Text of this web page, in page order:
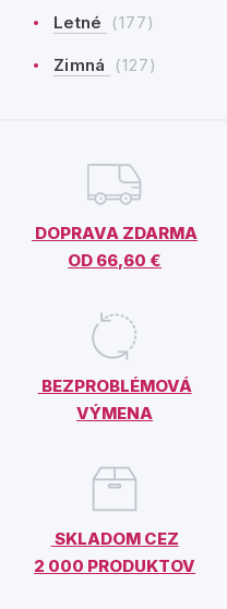
Letné (177)
Zimná (127)
DOPRAVA ZDARMA
OD 66,60 €
BEZPROBLÉMOVÁ
VÝMENA
SKLADOM CEZ
2 000 PRODUKTOV